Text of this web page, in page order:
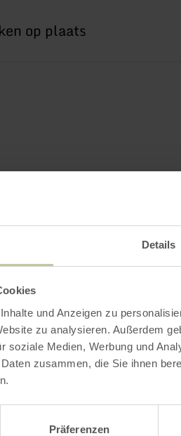
Details
und Anzeigen zu
zu analysieren. Außerdem
soziale Medien, Werbung und
zusammen, die Sie ihnen
Präferenzen